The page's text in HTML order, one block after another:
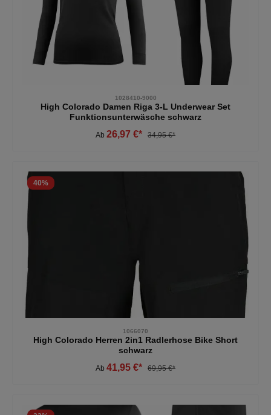
1028410-9000
High Colorado Damen Riga 3-L Underwear Set
Funktionsunterwäsche schwarz
Ab 26,97 €* 34,95 €*
40%
1066070
High Colorado Herren 2in1 Radlerhose Bike Short
schwarz
Ab 41,95 €* 69,95 €*